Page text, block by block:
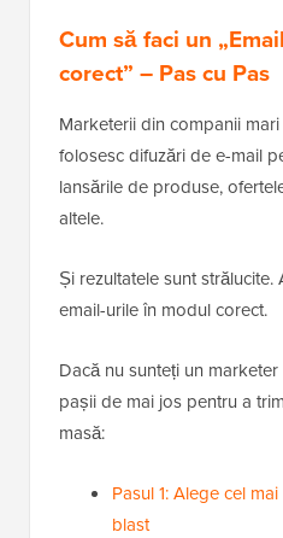
Cum să faci un
corect” – Pas cu Pas
Marketerii din companii
folosesc difuzări de e-mail
lansările de produse,
altele.
Și rezultatele sunt
email-urile în modul corect.
Dacă nu sunteți un
pașii de mai jos pentru a
masă:
Pasul 1: Alege cel
blast